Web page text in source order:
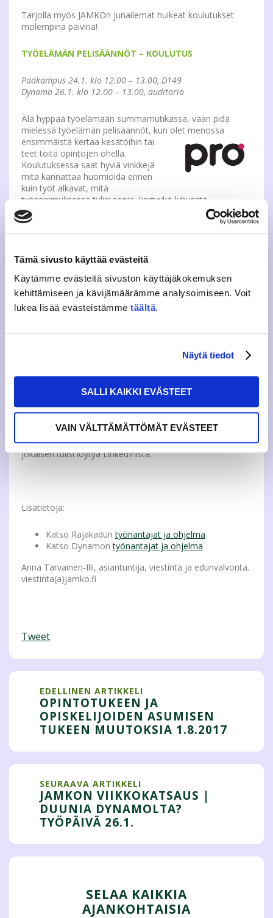
Tämä sivusto käyttää evästeitä
Käytämme evästeitä sivuston käyttäjäkokemuksen
kehittämiseen ja kävijämäärämme analysoimiseen. Voit
lukea lisää evästeistämme täältä.
Näytä tiedot
SALLI KAIKKI EVÄSTEET
VAIN VÄLTTÄMÄTTÖMÄT EVÄSTEET
Tarjolla myös JAMKOn junailemat huikeat koulutukset
molempina päivinä!
TYÖELÄMÄN PELISÄÄNNÖT – KOULUTUS
Pääkampus 24.1. klo 12.00 – 13.00, D149
Dynamo 26.1. klo 12.00 – 13.00, auditorio
Älä hyppää työelämään summamutikassa, vaan pidä
mielessä työelämän pelisäännöt, kun olet menossa
ensimmäistä kertaa kesätöihin tai
teet töitä opintojen ohella.
Koulutuksessa saat hyviä vinkkejä
mitä kannattaa huomioida ennen
kuin työt alkavat, mitä
työsopimuksessa tulisi sopia, kertyykö lyhyestä
työsuhteesta lomaa, mitä velvollisuuksia työnantajalla on
ja miten sinä pidät kiinni omista oikeuksistasi työpaikalla.
Tehotunnin työelämän kiemuroista ja
asiantuntija Mikko Kiiskinen.
BOOSTIA TYÖNHAKUUN SOMESTA – WORKSHOP
Pääkampus 24.1. klo 13.00 – 14.00, tila D149
Entrepreneursip Society JESin
workshopista timanttiset vinkit, miten valjastat
persoonasi ja osaamisesi esiin satojen
hakijoiden joukosta! Ota mukaan oma
älypuhelin, tabletti tai läppäri, sillä tässä
Kouluttajana Teo Tarri, JAMK alumni
Tiimiakatemialta, joka auttaa ymmärtämään, miksi
jokaisen tulisi löytyä LinkedInistä.
Lisätietoja:
Katso Rajakaduntyönantajat ja ohjelma
Katso Dynamontyönantajat ja ohjelma
Anna Tarvainen-Illi, asiantuntija, viestintä ja edunvalvonta.
viestinta(a)jamko.fi
Tweet
EDELLINEN ARTIKKELI
OPINTOTUKEEN JA
OPISKELIJOIDEN ASUMISEN
TUKEEN MUUTOKSIA 1.8.2017
SEURAAVA ARTIKKELI
JAMKON VIIKKOKATSAUS |
DUUNIA DYNAMOLTA?
TYÖPÄIVÄ 26.1.
SELAA KAIKKIA
AJANKOHTAISIA